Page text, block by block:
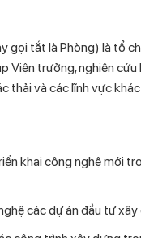
gọi tắt là Phòng) là tổ
Viện trưởng, nghiên
thải và các lĩnh vực
khai công nghệ mới
các dự án đầu tư